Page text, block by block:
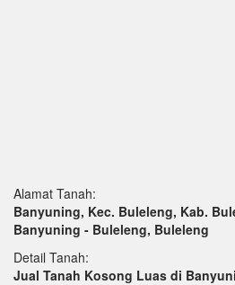
Alamat Tanah:
Banyuning, Kec. Buleleng, Kab.
Banyuning - Buleleng, Buleleng
Detail Tanah:
Jual Tanah Kosong Luas di